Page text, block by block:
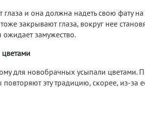
глаза и она должна надеть свою фату
закрывают глаза, вокруг нее
ожидает замужество.
для новобрачных усыпали
эту традицию, скорее, из-за